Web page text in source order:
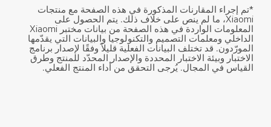
*تم إجراء المقارنات المذكورة في هذه الصفحة مع منتجات
Xiaomi، ما لم ينص على خلاف ذلك. يتم الحصول على
الداخلي ومعلمات التصميم والتكنولوجيا والبيانات التي يقدّمها
المورّدون. قد تختلف البيانات الفعلية قليلاً وفقًا لإصدار برنامج
الاختبار وبيئة الاختبار المحددة والإصدار المحدّد للمنتج وطرق
القياس في المجال. يُرجى التحقق من أداء المنتج الفعلي.